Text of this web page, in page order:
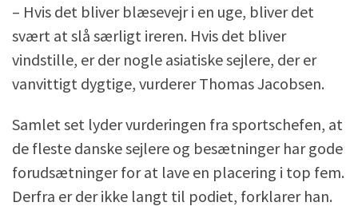
– Hvis det bliver blæsevejr i en uge, bliver det
svært at slå særligt ireren. Hvis det bliver
vindstille, er der nogle asiatiske sejlere, der er
vanvittigt dygtige, vurderer Thomas Jacobsen.
Samlet set lyder vurderingen fra sportschefen, at
de fleste danske sejlere og besætninger har gode
forudsætninger for at lave en placering i top fem.
Derfra er der ikke langt til podiet, forklarer han.